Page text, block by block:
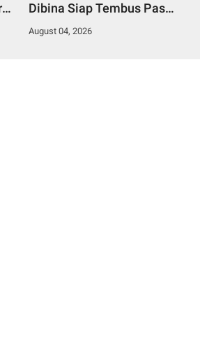
Dibina Siap Tembus Pasar
Global
August 04, 2026